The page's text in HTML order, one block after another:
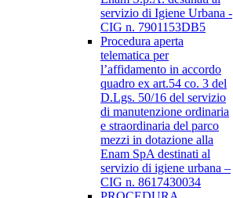
servizio di Igiene Urbana -
CIG n. 7901153DB5
Procedura aperta
telematica per
l’affidamento in accordo
quadro ex art.54 co. 3 del
D.Lgs. 50/16 del servizio
di manutenzione ordinaria
e straordinaria del parco
mezzi in dotazione alla
Enam SpA destinati al
servizio di igiene urbana –
CIG n. 8617430034